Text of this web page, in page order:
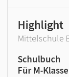
Highlight
Mittelschule
Schulbuch
Für M-